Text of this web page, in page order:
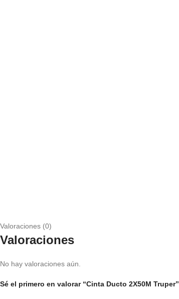
Valoraciones (0)
Valoraciones
No hay valoraciones aún.
Sé el primero en valorar “Cinta Ducto 2X50M Truper”